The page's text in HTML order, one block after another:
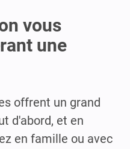
vous
une
offrent un grand
d'abord, et en
en famille ou avec